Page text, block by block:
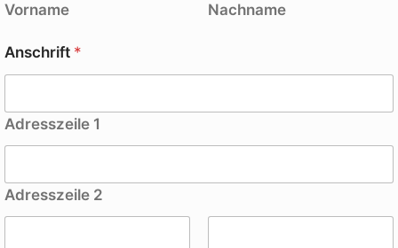
Vorname Nachname
Anschrift *
Adresszeile 1
Adresszeile 2